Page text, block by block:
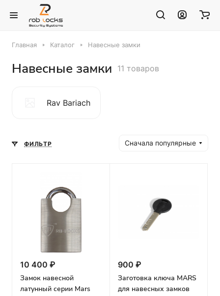
Главная Каталог Навесные замки
Навесные замки 11 товаров
Rav Bariach
ФИЛЬТР Сначала популярные
10 400 ₽
Замок навесной
латунный серии Mars
900 ₽
Заготовка ключа MARS
для навесных замков